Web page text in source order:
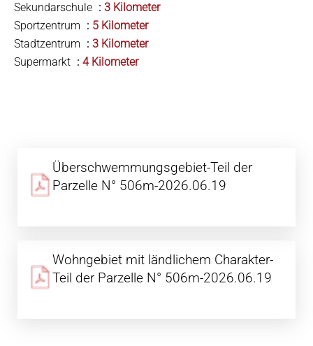
Sekundarschule
3 Kilometer
Sportzentrum
5 Kilometer
Stadtzentrum
3 Kilometer
Supermarkt
4 Kilometer
Überschwemmungsgebiet-Teil der
Parzelle N° 506m-2026.06.19
Wohngebiet mit ländlichem Charakter-
Teil der Parzelle N° 506m-2026.06.19